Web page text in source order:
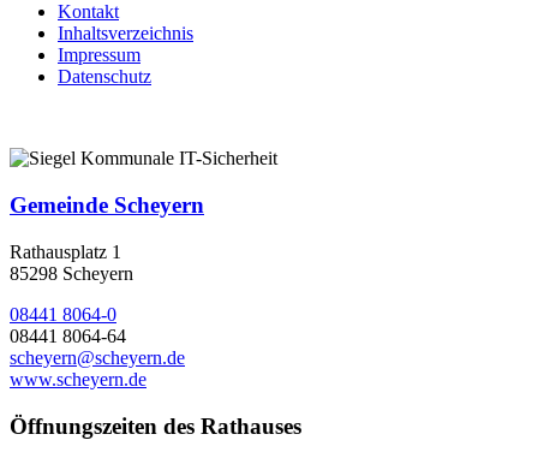
Kontakt
Inhaltsverzeichnis
Impressum
Datenschutz
Gemeinde Scheyern
Rathausplatz 1
85298 Scheyern
08441 8064-0
08441 8064-64
scheyern@scheyern.de
www.scheyern.de
Öffnungszeiten des Rathauses